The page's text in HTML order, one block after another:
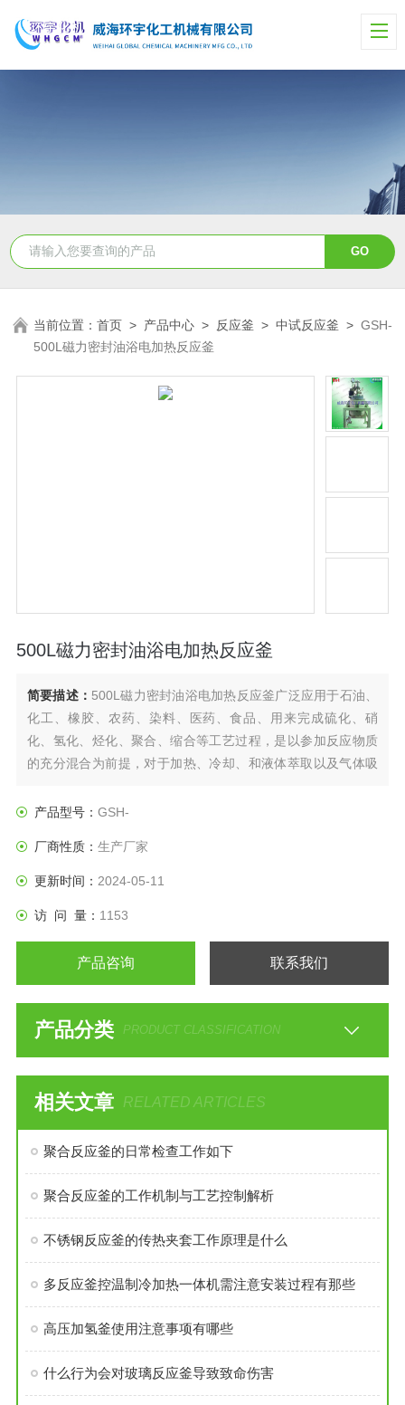
当前位置：首页 > 产品中心 > 反应釜 >中试反应釜 >GSH-
500L磁力密封油浴电加热反应釜
500L磁力密封油浴电加热反应釜
简要描述： 500L磁力密封油浴电加热反应釜广泛应用于石油、
化工、橡胶、农药、染料、医药、食品、用来完成硫化、硝
化、氢化、烃化、聚合、缩合等工艺过程，是以参加反应物质
的充分混合为前提，对于加热、冷却、和液体萃取以及气体吸
是化工，制药等行业理想的所需设备。
产品型号： GSH-
厂商性质： 生产厂家
更新时间： 2024-05-11
访 问 量： 1153
产品咨询 联系我们
产品分类 PRODUCT CLASSIFICATION
相关文章 RELATED ARTICLES
聚合反应釜的日常检查工作如下
聚合反应釜的工作机制与工艺控制解析
不锈钢反应釜的传热夹套工作原理是什么
多反应釜控温制冷加热一体机需注意安装过程有那些
高压加氢釜使用注意事项有哪些
什么行为会对玻璃反应釜导致致命伤害